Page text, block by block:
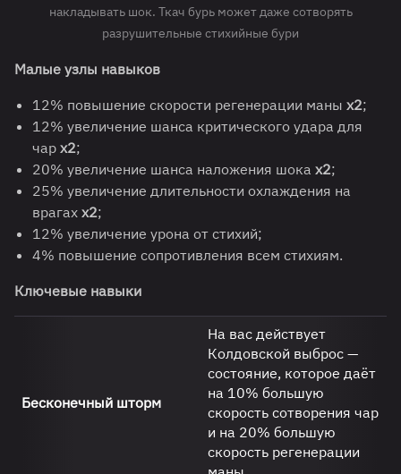
накладывать шок. Ткач бурь может даже сотворять
разрушительные стихийные бури
Малые узлы навыков
12% повышение скорости регенерации маны x2;
12% увеличение шанса критического удара для
чар x2;
20% увеличение шанса наложения шока x2;
25% увеличение длительности охлаждения на
врагах x2;
12% увеличение урона от стихий;
4% повышение сопротивления всем стихиям.
Ключевые навыки
Бесконечный шторм
На вас действует
Колдовской выброс —
состояние, которое даёт
на 10% большую
скорость сотворения чар
и на 20% большую
скорость регенерации